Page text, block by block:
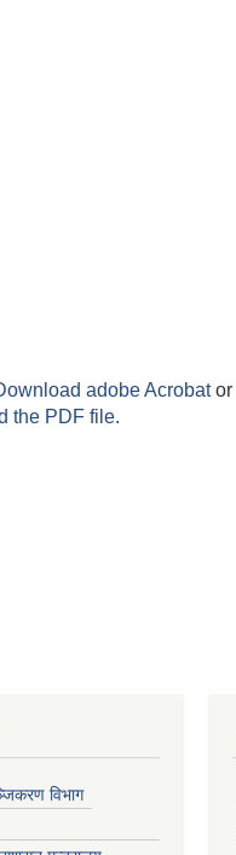
adobe Acrobator
the PDF file.
विभाग